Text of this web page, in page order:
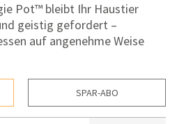
Pot™ bleibt Ihr Haustier
geistig gefordert –
auf angenehme Weise
SPAR-ABO